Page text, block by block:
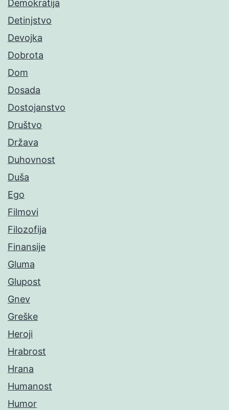
Demokratija
Detinjstvo
Devojka
Dobrota
Dom
Dosada
Dostojanstvo
Društvo
Država
Duhovnost
Duša
Ego
Filmovi
Filozofija
Finansije
Gluma
Glupost
Gnev
Greške
Heroji
Hrabrost
Hrana
Humanost
Humor